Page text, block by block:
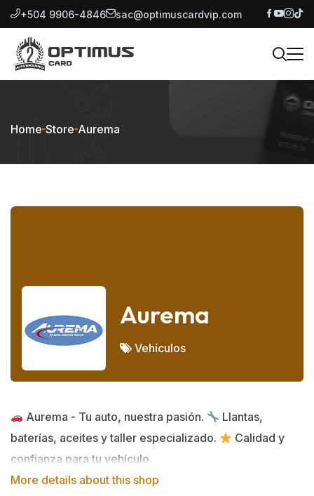
+504 9906-4846 sac@optimuscardvip.com
Home Store Aurema
Aurema
Vehículos
Aurema - Tu auto, nuestra pasión.
Llantas,
baterías, aceites y taller especializado.
Calidad y
confianza para tu vehículo.
More details about this shop